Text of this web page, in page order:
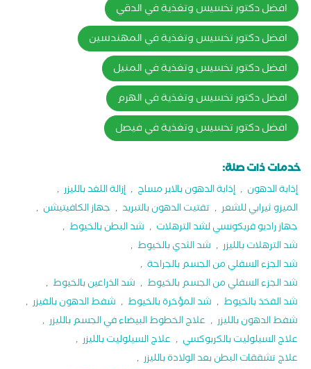
افضل دكتور تخسيس وتغذية في الدقي
افضل دكتور تخسيس وتغذية في المهندسين
افضل دكتور تخسيس وتغذية في المنيل
افضل دكتور تخسيس وتغذية في الهرم
افضل دكتور تخسيس وتغذية في فيصل
خدمات ذات صلة:
إذابة الدهون , إذابة الدهون بالاير مساج , إزالة اللغد بالليزر ,
الميزو ثيرابي للشعر , تفتيت الدهون بالتبريد , جهاز الكافيتيشن ,
جهاز راديو فريكونسي لشد الترهلات , شد البطن بالخيوط ,
شد الترهلات بالليزر , شد الثدي بالخيوط ,
شد الجزء السفلي من الجسم بالجراحة ,
شد الجزء السفلي من الجسم بالخيوط , شد الذراعين بالخيوط ,
شد الفخذ بالخيوط , شد المؤخرة بالخيوط , شفط الدهون بالفيزر ,
شفط الدهون بالليزر , علاج الخطوط البيضاء في الجسم بالليزر ,
علاج السيلوليت بالكربوكسي , علاج السيلوليت بالليزر ,
علاج تشققات البطن بعد الولادة بالليزر ,